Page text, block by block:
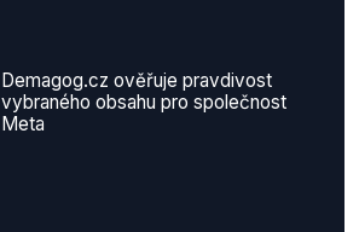
Demagog.cz ověřuje pravdivost
vybraného obsahu pro společnost
Meta